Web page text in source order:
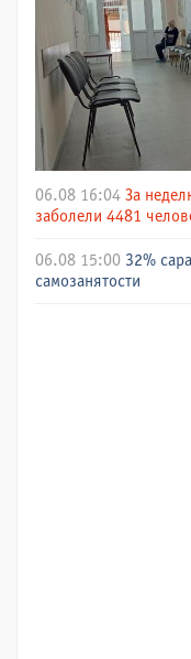
06.08 16:04 За
заболели 4481
06.08 15:00 32%
самозанятости